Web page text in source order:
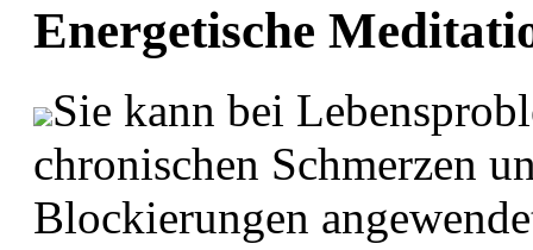
Energetische
Sie kann bei
chronischen Schmerzen
Blockierungen